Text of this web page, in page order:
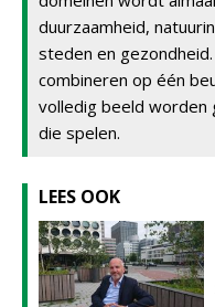
duurzaamheid,
steden en
combineren op één
volledig beeld worden
die spelen.
LEES OOK